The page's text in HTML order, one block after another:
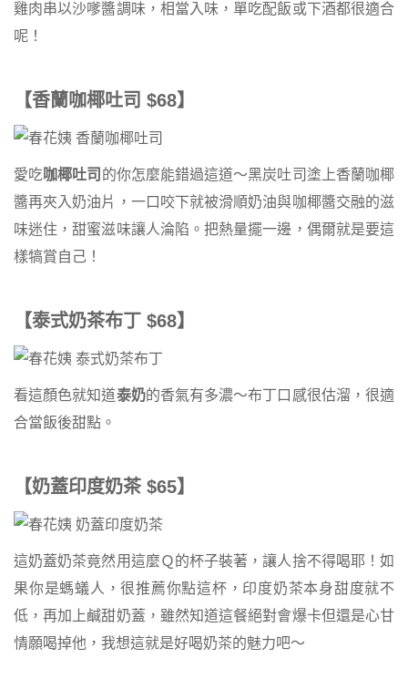
雞肉串以沙嗲醬調味，相當入味，單吃配飯或下酒都很適合
呢！
【香蘭咖椰吐司 $68】
愛吃咖椰吐司 的你怎麼能錯過這道～黑炭吐司塗上香蘭咖椰
醬再夾入奶油片，一口咬下就被滑順奶油與咖椰醬交融的滋
味迷住，甜蜜滋味讓人淪陷。把熱量擺一邊，偶爾就是要這
樣犒賞自己！
【泰式奶茶布丁 $68】
看這顏色就知道泰奶的香氣有多濃～布丁口感很估溜，很適
合當飯後甜點。
【奶蓋印度奶茶 $65】
這奶蓋奶茶竟然用這麼Ｑ的杯子裝著，讓人捨不得喝耶！如
果你是螞蟻人，很推薦你點這杯，印度奶茶本身甜度就不
低，再加上鹹甜奶蓋，雖然知道這餐絕對會爆卡但還是心甘
情願喝掉他，我想這就是好喝奶茶的魅力吧～